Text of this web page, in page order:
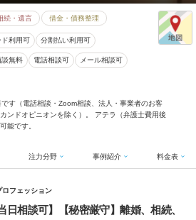
続・遺言 借金・債務整理
ド利用可 分割払い利用可
談無料 電話相談可 メール相談可
す（電話相談・Zoom相談、法人・事業者のお客
ンドオピニオンを除く）。 アテラ（弁護士費用後
能です。
注力分野 事例紹介 料金表
フェッション
日相談可】【秘密厳守】離婚、相続、